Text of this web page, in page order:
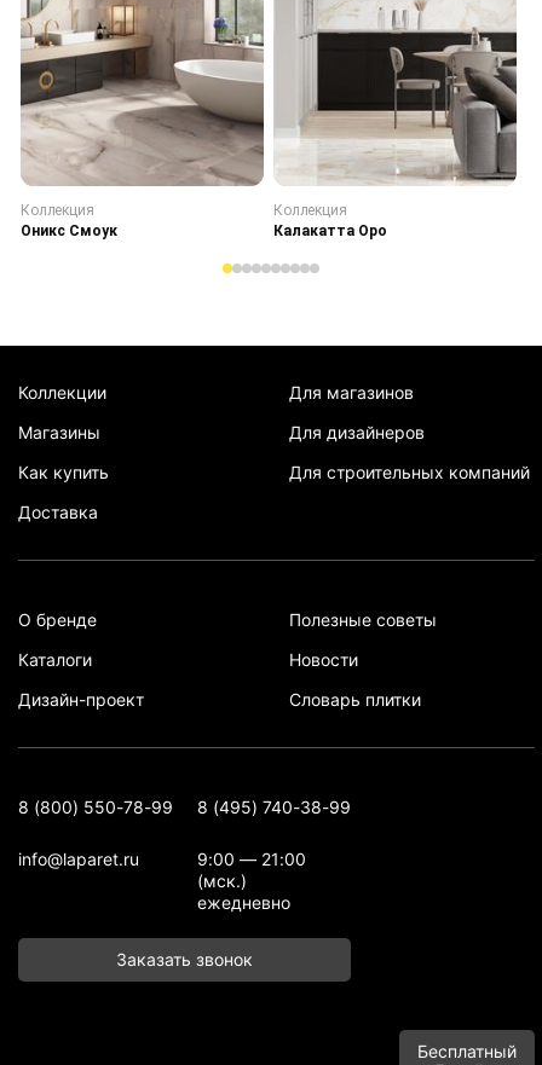
Коллекция
Оникс Смоук
Коллекция
Калакатта Оро
Коллекции
Магазины
Как купить
Доставка
Для магазинов
Для дизайнеров
Для строительных компаний
О бренде
Каталоги
Дизайн-проект
Полезные советы
Новости
Словарь плитки
8 (800) 550-78-99 8 (495) 740-38-99
info@laparet.ru
9:00 — 21:00
(мск.)
ежедневно
Заказать звонок
Бесплатный